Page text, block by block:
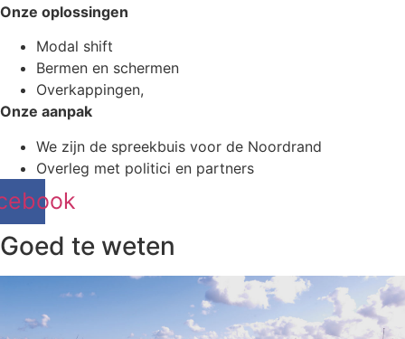
Onze oplossingen
Modal shift
Bermen en schermen
Overkappingen,
Onze aanpak
We zijn de spreekbuis voor de Noordrand
Overleg met politici en partners
Goed te weten